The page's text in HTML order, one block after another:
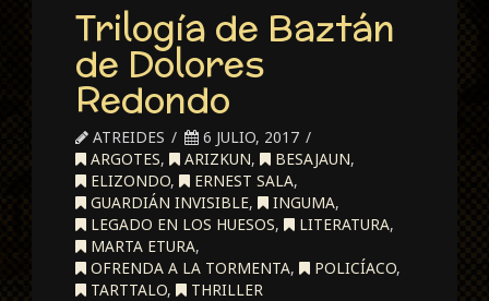
Trilogía de Baztán
de Dolores
Redondo
ATREIDES
6 JULIO, 2017
ARGOTES, ARIZKUN, BESAJAUN,
ELIZONDO, ERNEST SALA,
GUARDIÁN INVISIBLE, INGUMA,
LEGADO EN LOS HUESOS, LITERATURA,
MARTA ETURA,
OFRENDA A LA TORMENTA, POLICÍACO,
TARTTALO, THRILLER